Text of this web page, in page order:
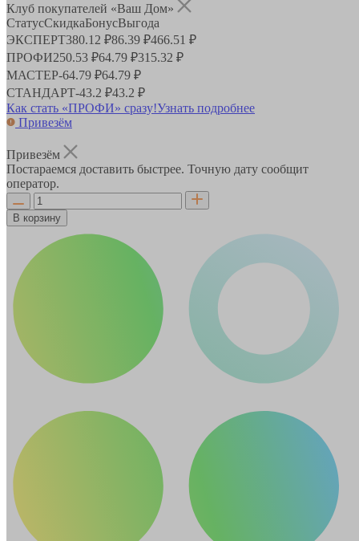
Клуб покупателей «Ваш Дом»
СтатусСкидкаБонусВыгода
ЭКСПЕРТ380.12 ₽86.39 ₽466.51 ₽
ПРОФИ250.53 ₽64.79 ₽315.32 ₽
МАСТЕР-64.79 ₽64.79 ₽
СТАНДАРТ-43.2 ₽43.2 ₽
Как стать «ПРОФИ» сразу!Узнать подробнее
Привезём
Привезём
Постараемся доставить быстрее. Точную дату сообщит
оператор.
В корзину